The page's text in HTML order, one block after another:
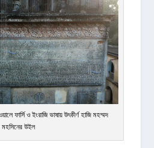
ফার্সি ও ইংরাজি ভাষায় উৎকীর্ণ হাজি মহম্মদ
মহসিনের উইল